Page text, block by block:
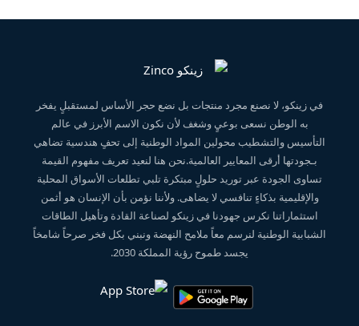
في زينكو، لا نصنع مجرد منتجات بل نضع حجر الأساس لمستقبلٍ يفخر
به الوطن نسعى بوعيٍ وشغف لأن نكون الاسم الأبرز في عالم
التأسيس والتشطيب محولين المواد الوطنية إلى تحفٍ هندسية تضاهي
بـجودتها أرقى المعايير العالمية.نحن هنا لنعيد تعريف مفهوم القيمة
تساوى الجودة عبر توريد حلولٍ مبتكرة تلبي تطلعات الأسواق المحلية
والإقليمية بذكاءٍ تنافسي لا يضاهى. ولأننا نؤمن بأن الإنسان هو أثمن
استثماراتنا نكرس جهودنا في زينكو لصناعة القادة وتأهيل الطاقات
الشبابية الوطنية لنرسم معاً ملامح النهضة ونبني بكل فخر صرحاً شامخاً
يجسد طموح رؤية المملكة 2030.